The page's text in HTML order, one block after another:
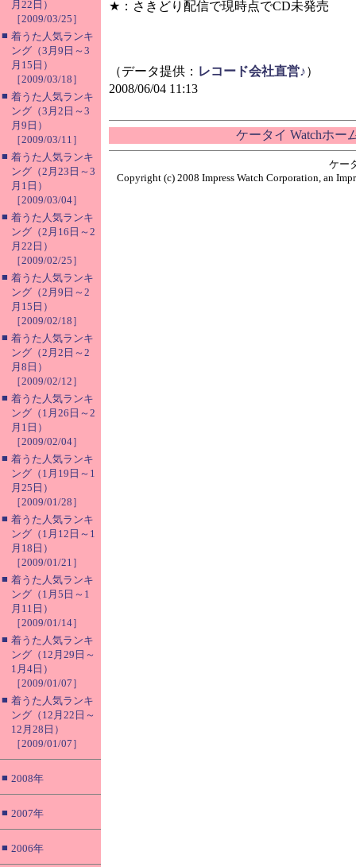
月22日）
［2009/03/25］
■ 着うた人気ランキ
ング（3月9日～3
月15日）
［2009/03/18］
■ 着うた人気ランキ
ング（3月2日～3
月9日）
［2009/03/11］
■ 着うた人気ランキ
ング（2月23日～3
月1日）
［2009/03/04］
■ 着うた人気ランキ
ング（2月16日～2
月22日）
［2009/02/25］
■ 着うた人気ランキ
ング（2月9日～2
月15日）
［2009/02/18］
■ 着うた人気ランキ
ング（2月2日～2
月8日）
［2009/02/12］
■ 着うた人気ランキ
ング（1月26日～2
月1日）
［2009/02/04］
■ 着うた人気ランキ
ング（1月19日～1
月25日）
［2009/01/28］
■ 着うた人気ランキ
ング（1月12日～1
月18日）
［2009/01/21］
■ 着うた人気ランキ
ング（1月5日～1
月11日）
［2009/01/14］
■ 着うた人気ランキ
ング（12月29日～
1月4日）
［2009/01/07］
■ 着うた人気ランキ
ング（12月22日～
12月28日）
［2009/01/07］
■ 2008年
■ 2007年
■ 2006年
★：さきどり配信で現時点でCD未発売
（データ提供： レコード会社直営♪）
2008/06/04 11:13
ケータイ Watchホー
ケー
Copyright (c) 2008 Impress Watch Corporation, an